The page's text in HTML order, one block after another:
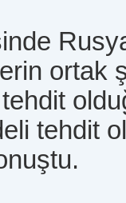
ortak
tehdit